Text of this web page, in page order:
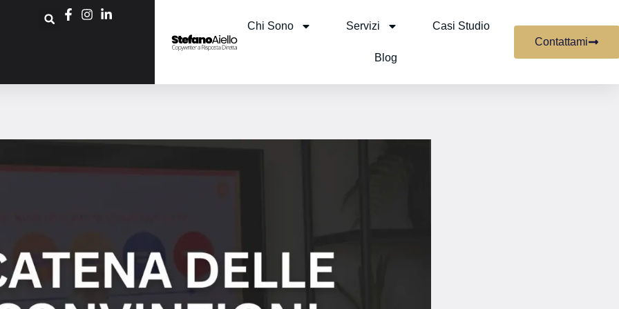
Chi Sono Servizi Casi Studio
Blog
Contattami